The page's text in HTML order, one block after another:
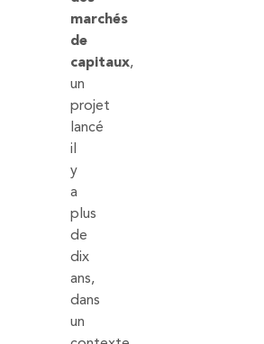
marchés
de
capitaux,
un
projet
lancé
il
y
a
plus
de
dix
ans,
dans
un